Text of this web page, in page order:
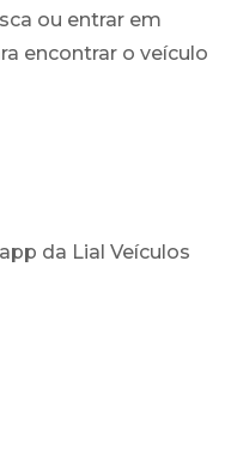
ou entrar em
encontrar o veículo
da Lial Veículos